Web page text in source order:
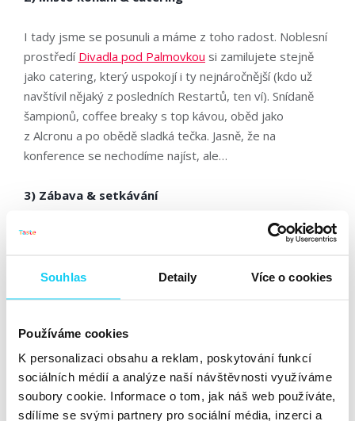
Souhlas Detaily Více o cookies
Používáme cookies
K personalizaci obsahu a reklam, poskytování funkcí
sociálních médií a analýze naší návštěvnosti využíváme
soubory cookie. Informace o tom, jak náš web používáte,
sdílíme se svými partnery pro sociální média, inzerci a
I tady jsme se posunuli a máme z toho radost. Noblesní
prostředí Divadla pod Palmovkou si zamilujete stejně
jako catering, který uspokojí i ty nejnáročnější (kdo už
navštívil nějaký z posledních Restartů, ten ví). Snídaně
šampionů, coffee breaky s top kávou, oběd jako
z Alcronu a po obědě sladká tečka. Jasně, že na
konference se nechodíme najíst, ale…
3) Zábava & setkávání
Proč se nevzdělávat a zároveň se nebavit? Tímhle
A tak se můžete těšit také na tradiční Kahoot kvíz o
ceny, networkingové přestávky, nezávazné konzultace
stálice. Zlaté sako moderátora Michaela. Tejstí
samolepky. Náhodná setkání. Technické výpadky a
improvizace. Zpožděné vlaky speakerů. Sranda bude!
Pojďte se zase po roce přesvědčit, že SEO ještě dlouho